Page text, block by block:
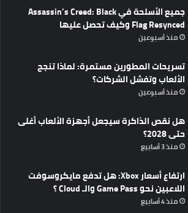
جميع الأسلحة في Assassin’s Creed: Black
Flag Resynced وكيف تحصل عليها
منذ أسبوعين
تسريحات المطورين مستمرة: لماذا تنجح
الألعاب وتفشل الشركات؟
منذ أسبوعين
هل نقص الذاكرة سيجعل أجهزة الألعاب أغلى
حتى 2028؟
منذ 3 أسابيع
ارتفاع أسعار Xbox: هل تدفع مايكروسوفت
اللاعبين نحو Game Pass والـ Cloud ؟
منذ 4 أسابيع